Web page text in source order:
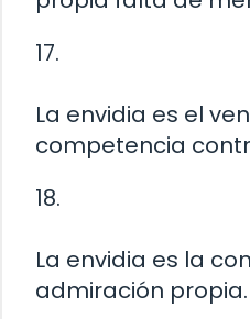
17.
La envidia es el
competencia
18.
La envidia es la
admiración propia.